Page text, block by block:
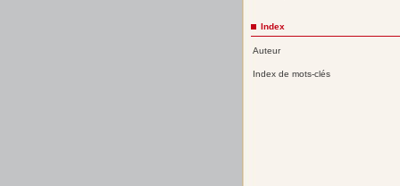
Index
Auteur
Index de mots-clés